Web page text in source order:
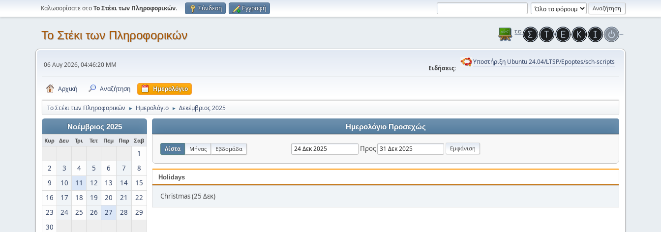
Καλωσορίσατε στοΤο Στέκι των Πληροφορικών. Σύνδεση Εγγραφή
Το Στέκι των Πληροφορικών
06 Αυγ 2026, 04:46:20 ΜΜ Ειδήσεις:
Υποστήριξη Ubuntu 24.04/LTSP/Epoptes/sch-scripts
Αρχική Αναζήτηση Ημερολόγιο
Το Στέκι των Πληροφορικών ► Ημερολόγιο ► Δεκέμβριος 2025
Νοέμβριος 2025
Κυρ Δευ Τρι Τετ Πεμ Παρ Σαβ
1
2
3 4 5 6 7
8
9
10 11 12 13 14
15
16
17 18 19 20 21
22
23
24 25 26 27 28
29
30
Ημερολόγιο Προσεχώς
Λίστα Μήνας Εβδομάδα Προς
Holidays
Christmas (25 Δεκ)